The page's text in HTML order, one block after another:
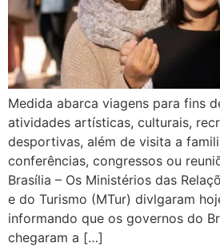
Medida abarca viagens para fins
atividades artísticas, culturais,
desportivas, além de visita a
conferências, congressos ou
Brasília – Os Ministérios das
e do Turismo (MTur) divlgaram
informando que os governos do
chegaram a […]